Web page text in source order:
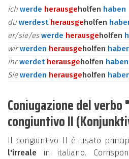
ich werde herausgeholfen haben
du werdest herausgeholfen
er/sie/eswerde herausgeholfen
wirwerden herausgeholfen
ihrwerdet herausgeholfen haben
Siewerden herausgeholfen
Coniugazione del
congiuntivo II
Il congiuntivo II è usato
l'irreale in italiano.